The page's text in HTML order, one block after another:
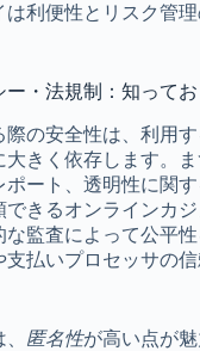
は利便性とリスク管
・法規制：知って
の安全性は、利用
大きく依存します。
ポート、透明性に関
できるオンラインカ
な監査によって公平
支払いプロセッサの
匿名性が高い点が